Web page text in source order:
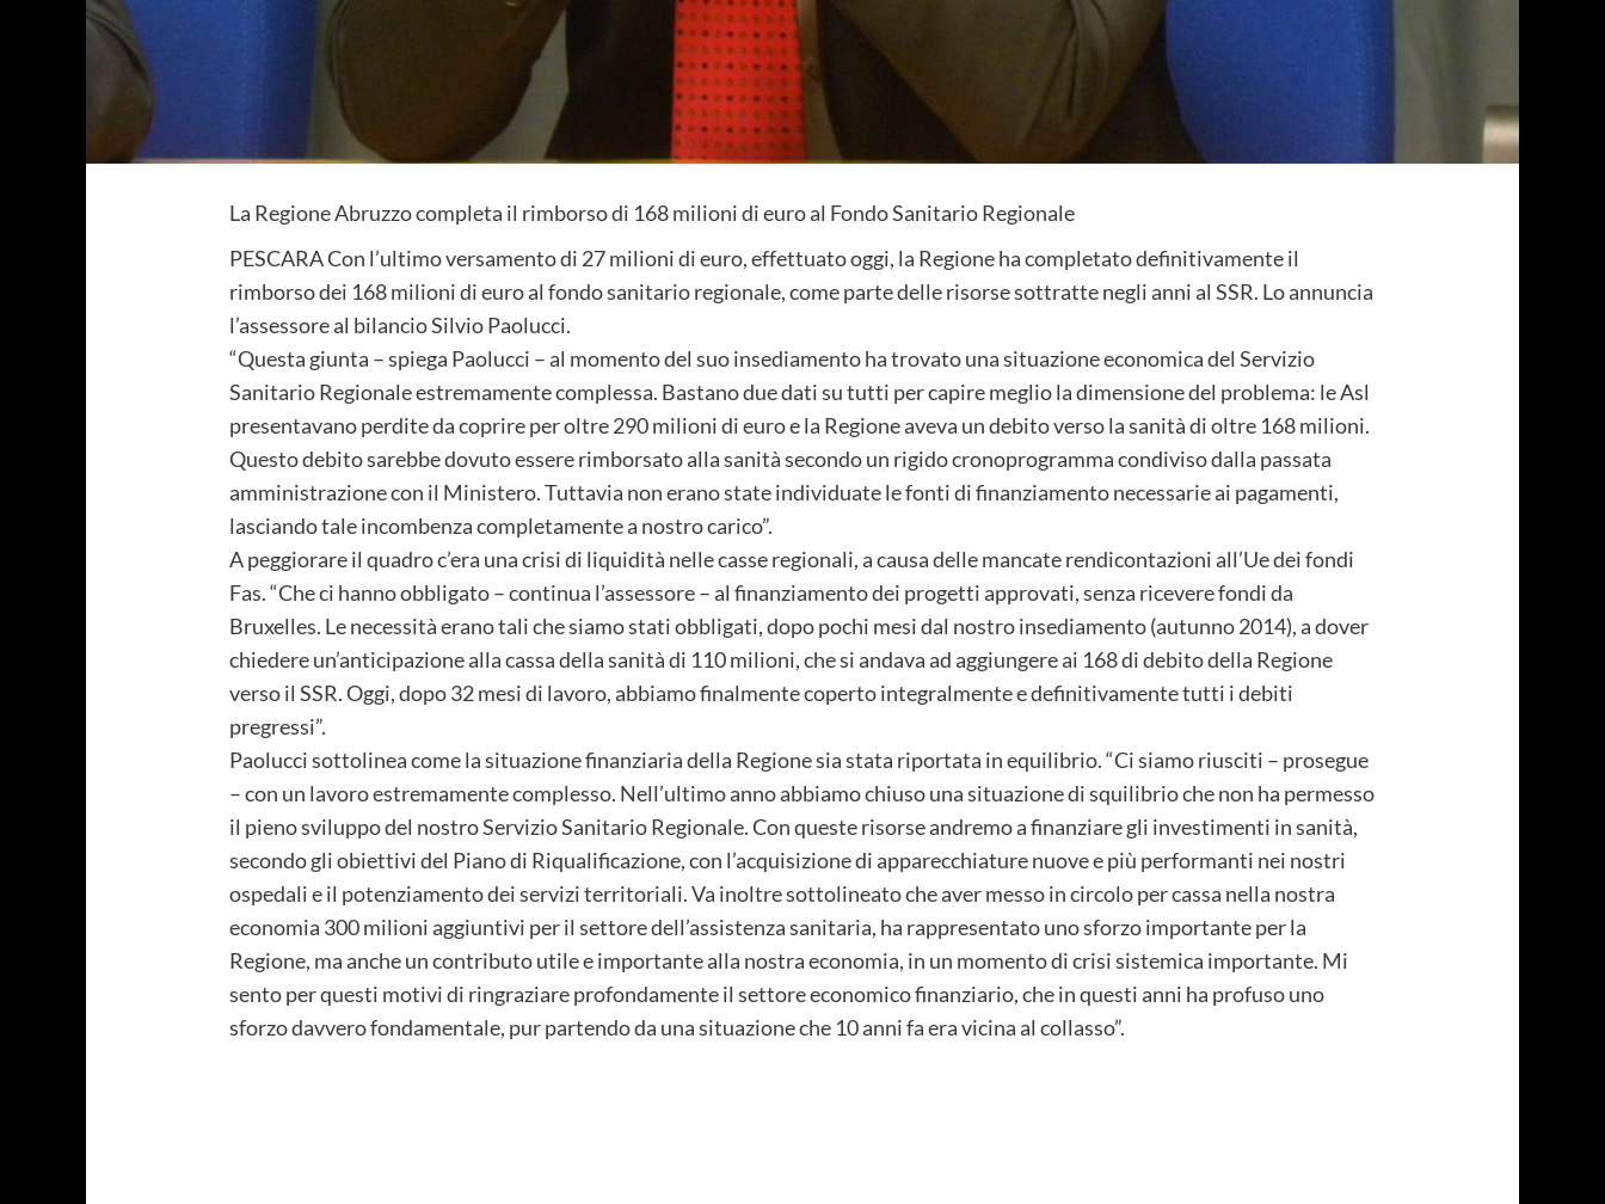
La Regione Abruzzo completa il rimborso di 168 milioni di euro al Fondo Sanitario Regionale
PESCARA Con l’ultimo versamento di 27 milioni di euro, effettuato oggi, la Regione ha completato definitivamente il
rimborso dei 168 milioni di euro al fondo sanitario regionale, come parte delle risorse sottratte negli anni al SSR. Lo annuncia
l’assessore al bilancio Silvio Paolucci.
“Questa giunta – spiega Paolucci – al momento del suo insediamento ha trovato una situazione economica del Servizio
Sanitario Regionale estremamente complessa. Bastano due dati su tutti per capire meglio la dimensione del problema: le Asl
presentavano perdite da coprire per oltre 290 milioni di euro e la Regione aveva un debito verso la sanità di oltre 168 milioni.
Questo debito sarebbe dovuto essere rimborsato alla sanità secondo un rigido cronoprogramma condiviso dalla passata
amministrazione con il Ministero. Tuttavia non erano state individuate le fonti di finanziamento necessarie ai pagamenti,
lasciando tale incombenza completamente a nostro carico”.
A peggiorare il quadro c’era una crisi di liquidità nelle casse regionali, a causa delle mancate rendicontazioni all’Ue dei fondi
Fas. “Che ci hanno obbligato – continua l’assessore – al finanziamento dei progetti approvati, senza ricevere fondi da
Bruxelles. Le necessità erano tali che siamo stati obbligati, dopo pochi mesi dal nostro insediamento (autunno 2014), a dover
chiedere un’anticipazione alla cassa della sanità di 110 milioni, che si andava ad aggiungere ai 168 di debito della Regione
verso il SSR. Oggi, dopo 32 mesi di lavoro, abbiamo finalmente coperto integralmente e definitivamente tutti i debiti
pregressi”.
Paolucci sottolinea come la situazione finanziaria della Regione sia stata riportata in equilibrio. “Ci siamo riusciti – prosegue
– con un lavoro estremamente complesso. Nell’ultimo anno abbiamo chiuso una situazione di squilibrio che non ha permesso
il pieno sviluppo del nostro Servizio Sanitario Regionale. Con queste risorse andremo a finanziare gli investimenti in sanità,
secondo gli obiettivi del Piano di Riqualificazione, con l’acquisizione di apparecchiature nuove e più performanti nei nostri
ospedali e il potenziamento dei servizi territoriali. Va inoltre sottolineato che aver messo in circolo per cassa nella nostra
economia 300 milioni aggiuntivi per il settore dell’assistenza sanitaria, ha rappresentato uno sforzo importante per la
Regione, ma anche un contributo utile e importante alla nostra economia, in un momento di crisi sistemica importante. Mi
sento per questi motivi di ringraziare profondamente il settore economico finanziario, che in questi anni ha profuso uno
sforzo davvero fondamentale, pur partendo da una situazione che 10 anni fa era vicina al collasso”.